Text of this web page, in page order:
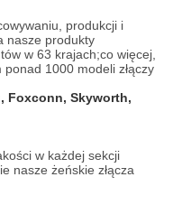
produkcji i
nasze produkty
w 63 krajach;co więcej,
1000 modeli złączy
Foxconn, Skyworth,
w każdej sekcji
nasze żeńskie złącza